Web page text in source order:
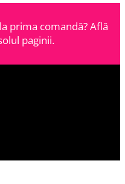
prima comandă? Află
paginii.